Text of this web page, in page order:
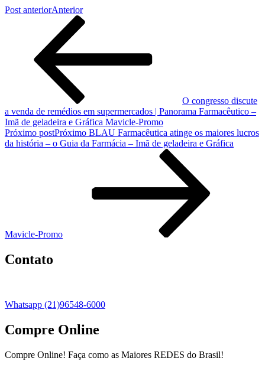
Post anteriorAnterior
O congresso discute
a venda de remédios em supermercados | Panorama Farmacêutico –
Imã de geladeira e Gráfica Mavicle-Promo
Próximo postPróximo BLAU Farmacêutica atinge os maiores lucros
da história – o Guia da Farmácia – Imã de geladeira e Gráfica
Mavicle-Promo
Contato
Whatsapp (21)96548-6000
Compre Online
Compre Online! Faça como as Maiores REDES do Brasil!